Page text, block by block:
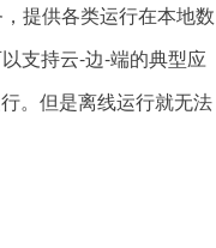
提供各类运行在本地数
支持云-边-端的典型应
。但是离线运行就无法